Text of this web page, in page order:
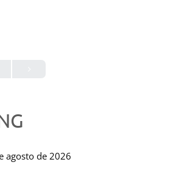
agosto de 2026